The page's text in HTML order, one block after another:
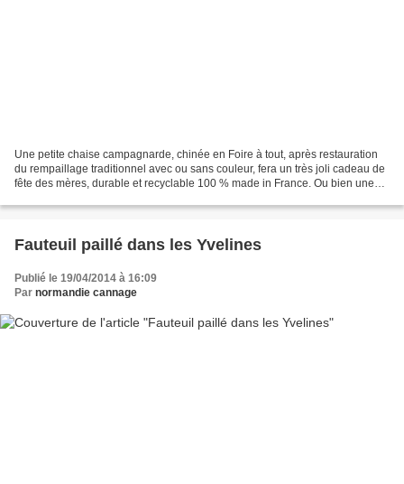
Une petite chaise campagnarde, chinée en Foire à tout, après restauration
du rempaillage traditionnel avec ou sans couleur, fera un très joli cadeau de
fête des mères, durable et recyclable 100 % made in France. Ou bien une
Fauteuil paillé dans les Yvelines
Publié le 19/04/2014 à 16:09
Par normandie cannage